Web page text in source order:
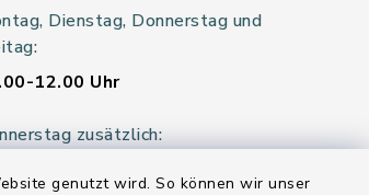
genutzt wird. So können wir unser
Dienstag, Donnerstag und
12.00 Uhr
zusätzlich: